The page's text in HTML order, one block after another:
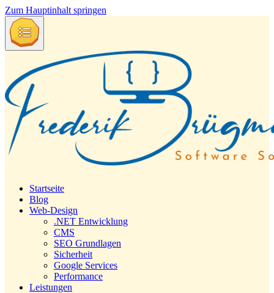
Zum Hauptinhalt springen
Startseite
Blog
Web-Design
.NET Entwicklung
CMS
SEO Grundlagen
Sicherheit
Google Services
Performance
Leistungen